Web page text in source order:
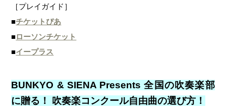
［プレイガイド］
■チケットぴあ
■ローソンチケット
■イープラス
BUNKYO & SIENA Presents 全国の吹奏楽部
に贈る！ 吹奏楽コンクール自由曲の選び方！